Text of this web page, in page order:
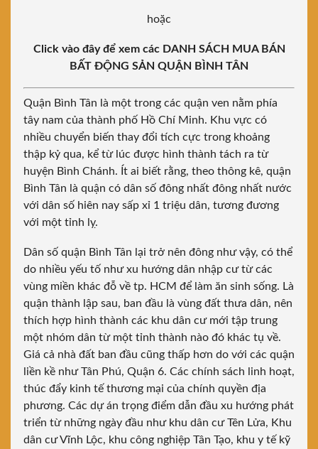
hoặc
Click vào đây để xem các DANH SÁCH MUA BÁN
BẤT ĐỘNG SẢN QUẬN BÌNH TÂN
Quận Bình Tân là một trong các quận ven nằm phía
tây nam của thành phố Hồ Chí Minh. Khu vực có
nhiều chuyển biến thay đổi tích cực trong khoảng
thập kỷ qua, kể từ lúc được hình thành tách ra từ
huyện Bình Chánh. Ít ai biết rằng, theo thông kê, quận
Bình Tân là quận có dân số đông nhất đông nhất nước
với dân số hiên nay sấp xỉ 1 triệu dân, tương đương
với một tỉnh lỵ.
Dân số quận Bình Tân lại trở nên đông như vậy, có thể
do nhiều yếu tố như xu hướng dân nhập cư từ các
vùng miền khác đỗ về tp. HCM để làm ăn sinh sống. Là
quận thành lập sau, ban đầu là vùng đất thưa dân, nên
thích hợp hình thành các khu dân cư mới tập trung
một nhóm dân từ một tỉnh thành nào đó khác tụ về.
Giá cả nhà đất ban đầu cũng thấp hơn do với các quận
liền kề như Tân Phú, Quận 6. Các chính sách linh hoạt,
thúc đẩy kinh tế thương mại của chính quyền địa
phương. Các dự án trọng điểm dẫn đầu xu hướng phát
triển từ những ngày đầu như khu dân cư Tên Lửa, Khu
dân cư Vĩnh Lộc, khu công nghiệp Tân Tạo, khu y tế kỹ